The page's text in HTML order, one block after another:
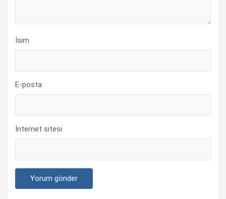
İsim
E-posta
İnternet sitesi